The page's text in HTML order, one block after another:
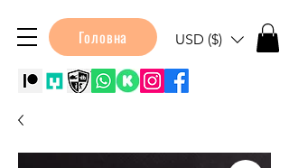
Головна USD ($)